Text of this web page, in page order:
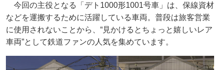
今回の主役となる「デト1000形1001号車」は、保線資材
などを運搬するために活躍している車両。普段は旅客営業
に使用されないことから、“見かけるとちょっと嬉しいレア
車両”として鉄道ファンの人気を集めています。